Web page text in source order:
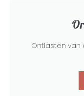
Ontlasten van